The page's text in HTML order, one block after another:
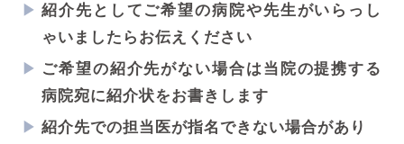
紹介先としてご希望の病院や先生がいらっし
ゃいましたらお伝えください
ご希望の紹介先がない場合は当院の提携する
病院宛に紹介状をお書きします
紹介先での担当医が指名できない場合があり